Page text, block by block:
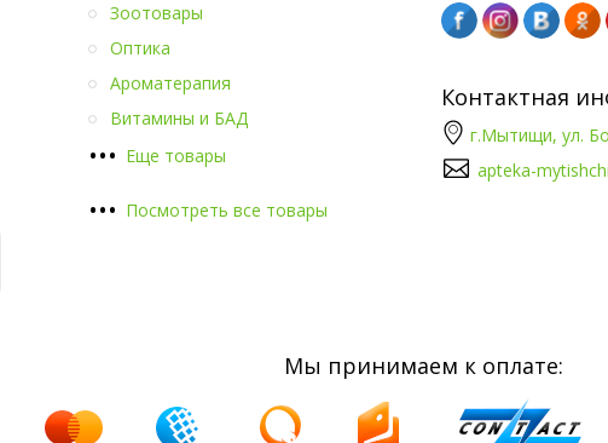
••• Еще товары
Зоотовары
Оптика
Ароматерапия
Витамины и БАД
••• Посмотреть все товары
Контактная
г.Мытищи, ул.
apteka-
Мы принимаем к оплате: